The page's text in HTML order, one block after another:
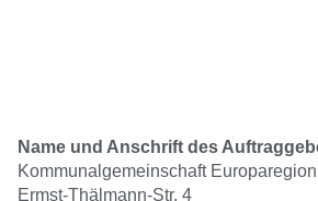
Name und Anschrift des
Kommunalgemeinschaft
Ermst-Thälmann-Str. 4